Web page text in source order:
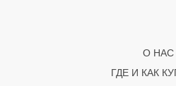
О НАС
ГДЕ И КАК